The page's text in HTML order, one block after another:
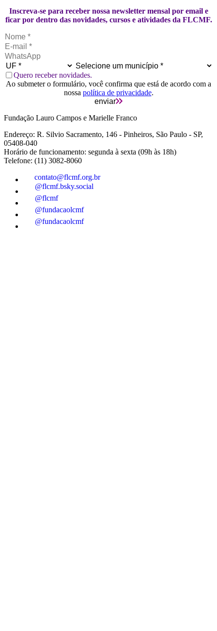
Inscreva-se para receber nossa newsletter mensal por email e
ficar por dentro das novidades, cursos e atividades da FLCMF.
Quero receber novidades.
Ao submeter o formulário, você confirma que está de acordo com a
nossa política de privacidade.
enviar
Fundação Lauro Campos e Marielle Franco
Endereço: R. Silvio Sacramento, 146 - Pinheiros, São Paulo - SP,
05408-040
Horário de funcionamento: segunda à sexta (09h às 18h)
Telefone: (11) 3082-8060
contato@flcmf.org.br
@flcmf.bsky.social
@flcmf
@fundacaolcmf
@fundacaolcmf